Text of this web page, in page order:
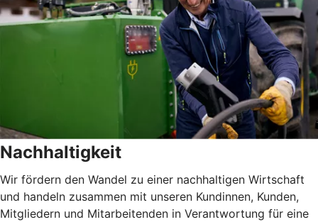
Nachhaltigkeit
Wir fördern den Wandel zu einer nachhaltigen Wirtschaft
und handeln zusammen mit unseren Kundinnen, Kunden,
Mitgliedern und Mitarbeitenden in Verantwortung für eine